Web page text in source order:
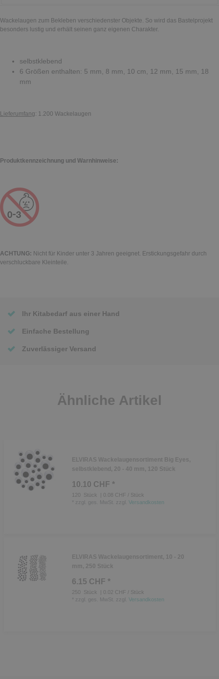
Wackelaugen zum Bekleben verschiedenster Objekte. So wird das Bastelprojekt
besonders lustig und erhält seinen ganz eigenen Charakter.
selbstklebend
6 Größen enthalten: 5 mm, 8 mm, 10 cm, 12 mm, 15 mm, 18
mm
Lieferumfang: 1.200 Wackelaugen
Produktkennzeichnung und Warnhinweise:
ACHTUNG: Nicht für Kinder unter 3 Jahren geeignet. Erstickungsgefahr durch
verschluckbare Kleinteile.
Ihr Kitabedarf aus einer Hand
Einfache Bestellung
Zuverlässiger Versand
Ähnliche Artikel
ELVIRAS Wackelaugensortiment Big Eyes,
selbstklebend, 20 - 40 mm, 120 Stück
10.10 CHF *
120 Stück
| 0.08 CHF / Stück
zzgl. ges. MwSt. zzgl. Versandkosten
ELVIRAS Wackelaugensortiment, 10 - 20
mm, 250 Stück
6.15 CHF *
250 Stück
| 0.02 CHF / Stück
zzgl. ges. MwSt. zzgl. Versandkosten